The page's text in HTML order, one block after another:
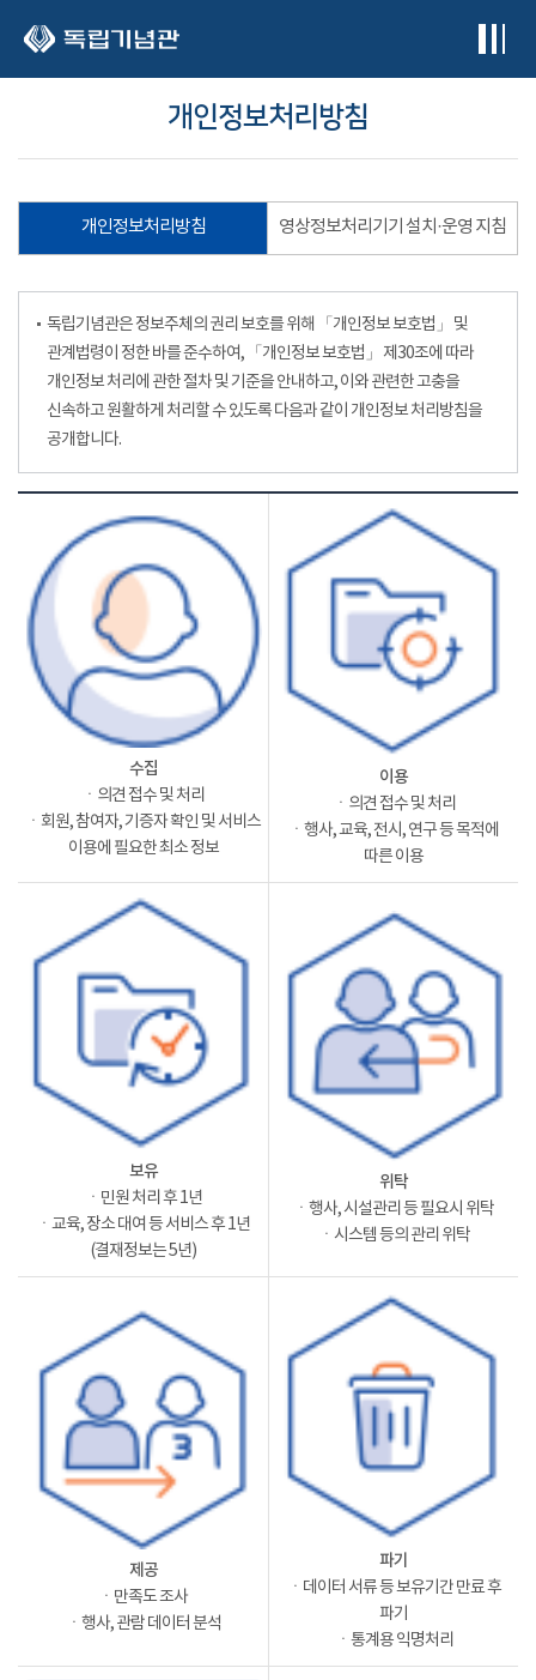
개인정보처리방침
개인정보처리방침 영상정보처리기기 설치·운영 지침
독립기념관은 정보주체의 권리 보호를 위해 「개인정보 보호법」 및
관계법령이 정한 바를 준수하여, 「개인정보 보호법」 제30조에 따라
개인정보 처리에 관한 절차 및 기준을 안내하고, 이와 관련한 고충을
신속하고 원활하게 처리할 수 있도록 다음과 같이 개인정보 처리방침을
공개합니다.
수집
ㆍ의견 접수 및 처리
ㆍ회원, 참여자, 기증자 확인 및 서비스
이용에 필요한 최소 정보
이용
ㆍ의견 접수 및 처리
ㆍ행사, 교육, 전시, 연구 등 목적에
따른 이용
보유
ㆍ민원 처리 후 1년
ㆍ교육, 장소 대여 등 서비스 후 1년
(결재정보는 5년)
위탁
ㆍ행사, 시설관리 등 필요시 위탁
ㆍ시스템 등의 관리 위탁
제공
ㆍ만족도 조사
ㆍ행사, 관람 데이터 분석
파기
ㆍ데이터 서류 등 보유기간 만료 후
파기
ㆍ통계용 익명처리